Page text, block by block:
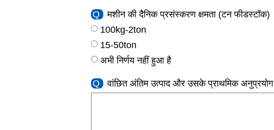
Q
मशीन की दैनिक प्रसंस्करण क्षमता (टन फीडस्टॉक)
100kg-2ton
15-50ton
अभी निर्णय नहीं हुआ है
Q वांछित अंतिम उत्पाद और उसके प्राथमिक अनुप्रयोग